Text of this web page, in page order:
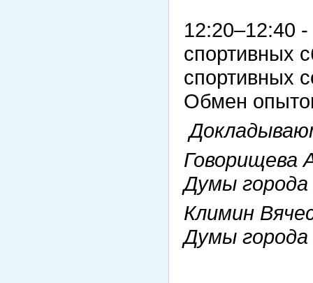
12:20–12:40
спортивных
спортивных
Обмен
Говорищева
Думы
Климин
Думы